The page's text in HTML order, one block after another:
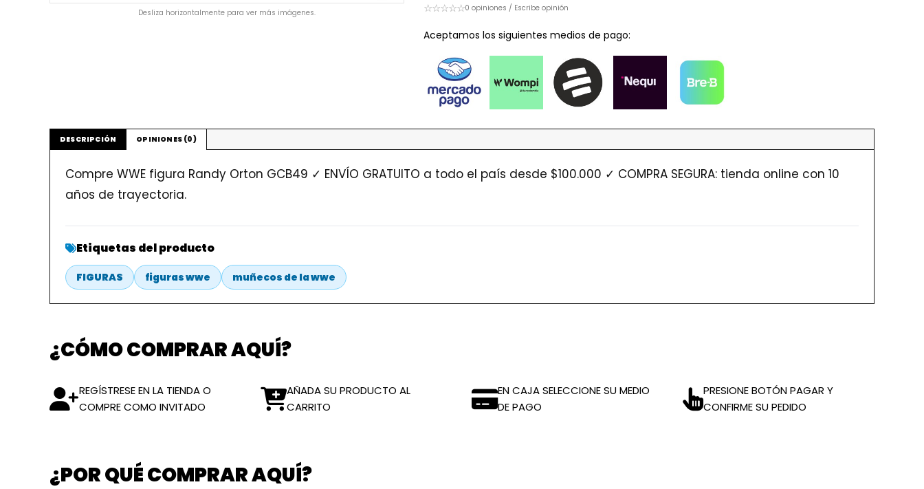
Desliza horizontalmente para ver más imágenes. ☆☆☆☆☆0 opiniones / Escribe opinión
Aceptamos los siguientes medios de pago:
DESCRIPCIÓN OPINIONES (0)
Compre WWE figura Randy Orton GCB49 ✓ ENVÍO GRATUITO a todo el país desde $100.000 ✓ COMPRA SEGURA: tienda online con 10
años de trayectoria.
Etiquetas del producto
FIGURAS figuras wwe muñecos de la wwe
¿CÓMO COMPRAR AQUÍ?
REGÍSTRESE EN LA TIENDA O
COMPRE COMO INVITADO
AÑADA SU PRODUCTO AL
CARRITO
EN CAJA SELECCIONE SU MEDIO
DE PAGO
PRESIONE BOTÓN PAGAR Y
CONFIRME SU PEDIDO
¿POR QUÉ COMPRAR AQUÍ?